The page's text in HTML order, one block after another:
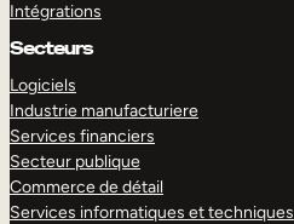
Intégrations
Secteurs
Logiciels
Industrie manufacturiere
Services financiers
Secteur publique
Commerce de détail
Services informatiques et techniques